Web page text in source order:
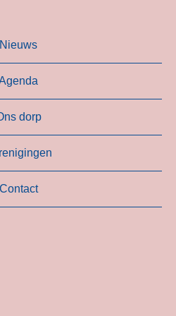
Nieuws
dorp
Contact